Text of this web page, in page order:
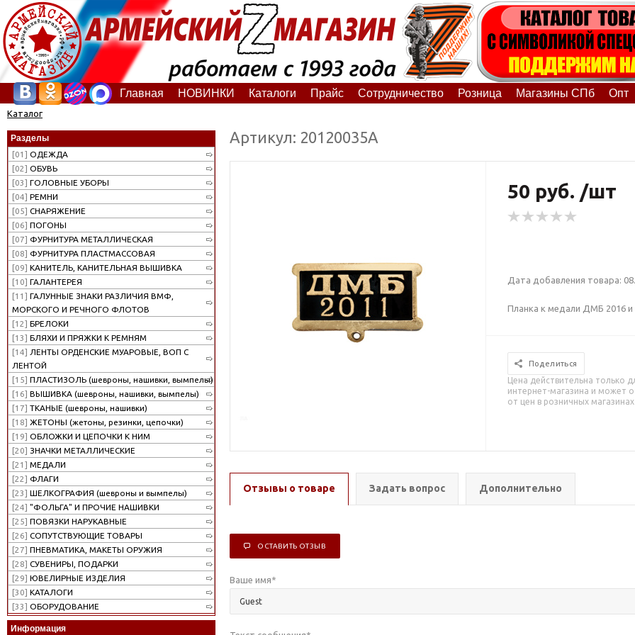
Главная НОВИНКИ Каталоги Прайс Сотрудничество Розница Магазины СПб Опт
Каталог
Разделы
[01] ОДЕЖДА
[02] ОБУВЬ
[03] ГОЛОВНЫЕ УБОРЫ
[04] РЕМНИ
[05] СНАРЯЖЕНИЕ
[06] ПОГОНЫ
[07] ФУРНИТУРА МЕТАЛЛИЧЕСКАЯ
[08] ФУРНИТУРА ПЛАСТМАССОВАЯ
[09] КАНИТЕЛЬ, КАНИТЕЛЬНАЯ ВЫШИВКА
[10] ГАЛАНТЕРЕЯ
[11] ГАЛУННЫЕ ЗНАКИ РАЗЛИЧИЯ ВМФ,
МОРСКОГО И РЕЧНОГО ФЛОТОВ
[12] БРЕЛОКИ
[13] БЛЯХИ И ПРЯЖКИ К РЕМНЯМ
[14] ЛЕНТЫ ОРДЕНСКИЕ МУАРОВЫЕ, ВОП С
ЛЕНТОЙ
[15] ПЛАСТИЗОЛЬ (шевроны, нашивки, вымпелы)
[16] ВЫШИВКА (шевроны, нашивки, вымпелы)
[17] ТКАНЫЕ (шевроны, нашивки)
[18] ЖЕТОНЫ (жетоны, резинки, цепочки)
[19] ОБЛОЖКИ И ЦЕПОЧКИ К НИМ
[20] ЗНАЧКИ МЕТАЛЛИЧЕСКИЕ
[21] МЕДАЛИ
[22] ФЛАГИ
[23] ШЕЛКОГРАФИЯ (шевроны и вымпелы)
[24] "ФОЛЬГА" И ПРОЧИЕ НАШИВКИ
[25] ПОВЯЗКИ НАРУКАВНЫЕ
[26] СОПУТСТВУЮЩИЕ ТОВАРЫ
[27] ПНЕВМАТИКА, МАКЕТЫ ОРУЖИЯ
[28] СУВЕНИРЫ, ПОДАРКИ
[29] ЮВЕЛИРНЫЕ ИЗДЕЛИЯ
[30] КАТАЛОГИ
[33] ОБОРУДОВАНИЕ
Информация
Артикул: 20120035А
50 руб. /шт
Дата добавления товара:
Планка к медали ДМБ 2016 и
Поделиться
Цена действительна только
интернет-магазина и может
от цен в розничных магазинах
Отзывы о товаре Задать вопрос Дополнительно
ОСТАВИТЬ ОТЗЫВ
Ваше имя*